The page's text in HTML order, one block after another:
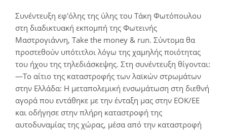
Συνέντευξη εφ'όλης της ύλης του Τάκη Φωτόπουλου
στη διαδικτυακή εκπομπή της Φωτεινής
Μαστρογιάννη, Take the money & run. Σύντομα θα
προστεθούν υπότιτλοι λόγω της χαμηλής ποιότητας
του ήχου της τηλεδιάσκεψης. Στη συνέντευξη θίγονται:
—Το αίτιο της καταστροφής των λαϊκών στρωμάτων
στην Ελλάδα: Η μεταπολεμική ενσωμάτωση στη διεθνή
αγορά που εντάθηκε με την ένταξη μας στην ΕΟΚ/ΕΕ
και οδήγησε στην πλήρη καταστροφή της
αυτοδυναμίας της χώρας, μέσα από την καταστροφή